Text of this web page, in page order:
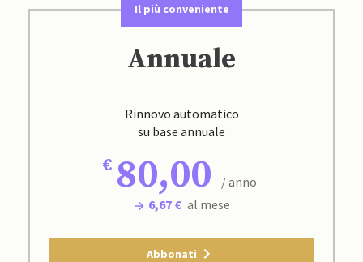
Il più conveniente
Annuale
Rinnovo automatico
su base annuale
80,00
/ anno
6,67 € al mese
Abbonati